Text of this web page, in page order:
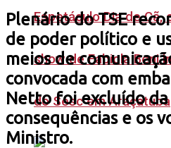
Espetáculo Dia de
show de Fabiola Beni
do Sesc em Araçatuba
Plenário do TSE
de poder político e
meios de
convocada com
Netto foi excluído da
consequências e os
Ministro.